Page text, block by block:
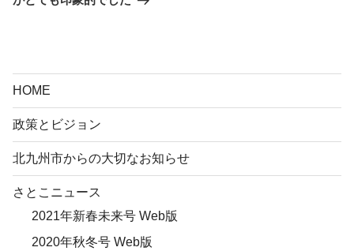
HOME
政策とビジョン
北九州市からの大切なお知らせ
さとこニュース
2021年新春未来号 Web版
2020年秋冬号 Web版